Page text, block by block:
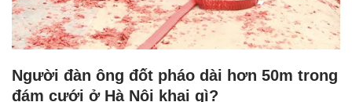
Người đàn ông đốt pháo dài hơn 50m trong
đám cưới ở Hà Nội khai gì?